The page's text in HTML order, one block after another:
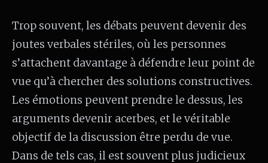
Trop souvent, les débats peuvent devenir des
joutes verbales stériles, où les personnes
s’attachent davantage à défendre leur point de
vue qu’à chercher des solutions constructives.
Les émotions peuvent prendre le dessus, les
arguments devenir acerbes, et le véritable
objectif de la discussion être perdu de vue.
Dans de tels cas, il est souvent plus judicieux